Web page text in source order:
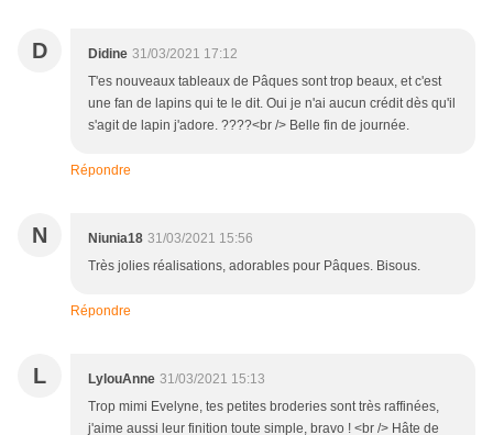
D Didine 31/03/2021 17:12
T'es nouveaux tableaux de Pâques sont trop beaux, et c'est
une fan de lapins qui te le dit. Oui je n'ai aucun crédit dès qu'il
s'agit de lapin j'adore. ????<br /> Belle fin de journée.
Répondre
N Niunia18 31/03/2021 15:56
Très jolies réalisations, adorables pour Pâques. Bisous.
Répondre
L LylouAnne 31/03/2021 15:13
Trop mimi Evelyne, tes petites broderies sont très raffinées,
j'aime aussi leur finition toute simple, bravo ! <br /> Hâte de